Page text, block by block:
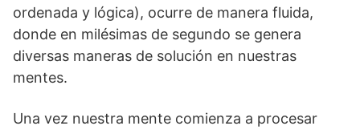
ordenada y lógica), ocurre de manera fluida,
donde en milésimas de segundo se genera
diversas maneras de solución en nuestras
mentes.
Una vez nuestra mente comienza a procesar